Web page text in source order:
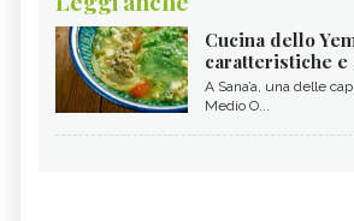
Cucina dello
caratteristiche
A Sana’a, una delle
Medio O...